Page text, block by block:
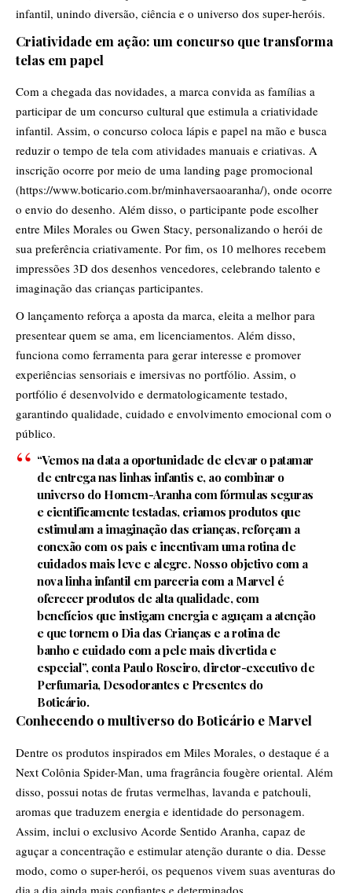
infantil, unindo diversão, ciência e o universo dos super-heróis.
Criatividade em ação: um concurso que transforma
telas em papel
Com a chegada das novidades, a marca convida as famílias a
participar de um concurso cultural que estimula a criatividade
infantil. Assim, o concurso coloca lápis e papel na mão e busca
reduzir o tempo de tela com atividades manuais e criativas. A
inscrição ocorre por meio de uma landing page promocional
(https://www.boticario.com.br/minhaversaoaranha/), onde ocorre
o envio do desenho. Além disso, o participante pode escolher
entre Miles Morales ou Gwen Stacy, personalizando o herói de
sua preferência criativamente. Por fim, os 10 melhores recebem
impressões 3D dos desenhos vencedores, celebrando talento e
imaginação das crianças participantes.
O lançamento reforça a aposta da marca, eleita a melhor para
presentear quem se ama, em licenciamentos. Além disso,
funciona como ferramenta para gerar interesse e promover
experiências sensoriais e imersivas no portfólio. Assim, o
portfólio é desenvolvido e dermatologicamente testado,
garantindo qualidade, cuidado e envolvimento emocional com o
público.
“Vemos na data a oportunidade de elevar o patamar
de entrega nas linhas infantis e, ao combinar o
universo do Homem-Aranha com fórmulas seguras
e cientificamente testadas, criamos produtos que
estimulam a imaginação das crianças, reforçam a
conexão com os pais e incentivam uma rotina de
cuidados mais leve e alegre. Nosso objetivo com a
nova linha infantil em parceria com a Marvel é
oferecer produtos de alta qualidade, com
benefícios que instigam energia e aguçam a atenção
e que tornem o Dia das Crianças e a rotina de
banho e cuidado com a pele mais divertida e
especial”, conta Paulo Roseiro, diretor-executivo de
Perfumaria, Desodorantes e Presentes do
Boticário.
Conhecendo o multiverso do Boticário e Marvel
Dentre os produtos inspirados em Miles Morales, o destaque é a
Next Colônia Spider-Man, uma fragrância fougère oriental. Além
disso, possui notas de frutas vermelhas, lavanda e patchouli,
aromas que traduzem energia e identidade do personagem.
Assim, inclui o exclusivo Acorde Sentido Aranha, capaz de
aguçar a concentração e estimular atenção durante o dia. Desse
modo, como o super-herói, os pequenos vivem suas aventuras do
dia a dia ainda mais confiantes e determinados.